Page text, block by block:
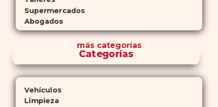
Supermercados
Abogados
máscategorías
Categorías
Vehículos
Limpieza